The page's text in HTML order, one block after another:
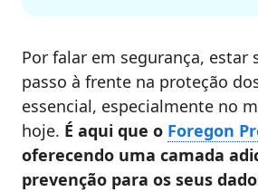
Por falar em segurança, estar
passo à frente na proteção
essencial, especialmente no
hoje. É aqui que o Foregon
oferecendo uma camada
prevenção para os seus